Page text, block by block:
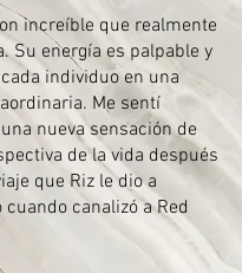
increíble que realmente
Su energía es palpable y
individuo en una
Me sentí
nueva sensación de
de la vida después
que Riz le dio a
canalizó a Red